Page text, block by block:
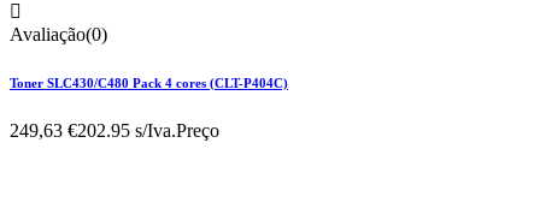

Avaliação(0)
Toner SLC430/C480 Pack 4 cores (CLT-P404C)
249,63 €202.95 s/Iva.Preço